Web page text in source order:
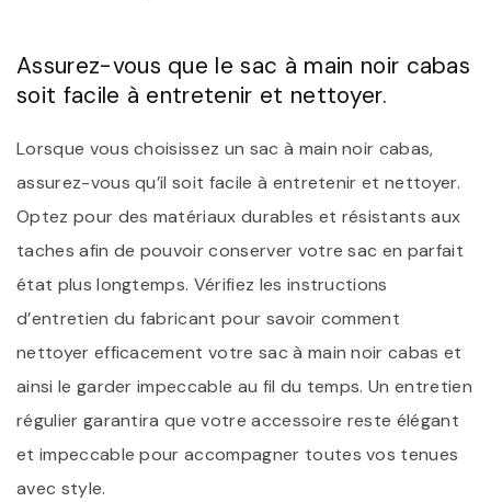
Assurez-vous que le sac à main noir cabas
soit facile à entretenir et nettoyer.
Lorsque vous choisissez un sac à main noir cabas,
assurez-vous qu’il soit facile à entretenir et nettoyer.
Optez pour des matériaux durables et résistants aux
taches afin de pouvoir conserver votre sac en parfait
état plus longtemps. Vérifiez les instructions
d’entretien du fabricant pour savoir comment
nettoyer efficacement votre sac à main noir cabas et
ainsi le garder impeccable au fil du temps. Un entretien
régulier garantira que votre accessoire reste élégant
et impeccable pour accompagner toutes vos tenues
avec style.